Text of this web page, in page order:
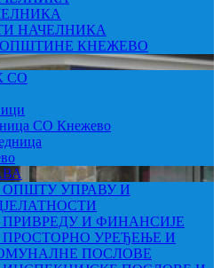
НАЧЕЛНИКА
ОПШТИНЕ КНЕЖЕВО
СО
СО Кнежево
ОПШТУ УПРАВУ И
ПРИВРЕДУ И ФИНАНСИЈЕ
ПРОСТОРНО УРЕЂЕЊЕ И
ПОСЛОВЕ